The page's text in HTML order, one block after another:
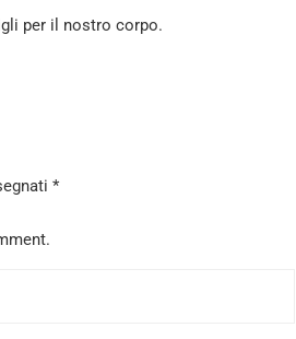
per il nostro corpo.
*